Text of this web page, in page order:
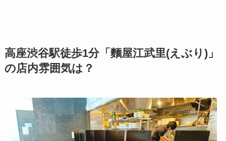
高座渋谷駅徒歩1分「麵屋江武里(えぶり)」
の店内雰囲気は？